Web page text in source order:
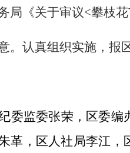
局《关于审议<攀枝
。认真组织实施，报
委监委张荣，区委编
革，区人社局李江